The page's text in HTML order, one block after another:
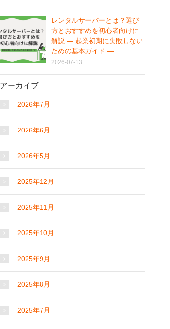
レンタルサーバーとは？選び
方とおすすめを初心者向けに
解説 ― 起業初期に失敗しない
ための基本ガイド ―
2026-07-13
アーカイブ
2026年7月
2026年6月
2026年5月
2025年12月
2025年11月
2025年10月
2025年9月
2025年8月
2025年7月